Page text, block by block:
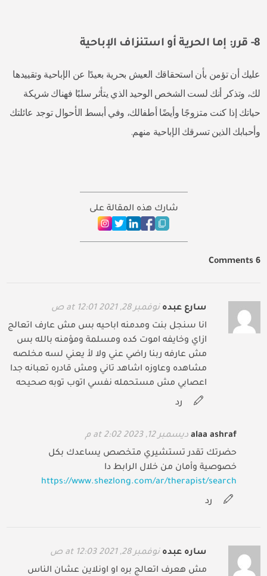
8- قرر: إما الحرية أو استنزاف الإباحية
عليك أن تؤمن بأن استحقاقك العيش بحرية بعيدًا عن الإباحية وتقييدها
لك، وتذكر أنك لست الشخص الوحيد الذي يتأثر سلبًا فهناك شريكة
حياتك إذا كنت متزوجًا وأيضًا أطفالك، وفي أبسط الأحوال توجد عائلتك
وأحبابك الذين تسرقك الإباحية منهم.
شارك هذه المقالة على
6 Comments
سارع عبده نوفمبر 28, 2021 at 12:01 ص
انا سنجل بنت ومدمنه اباحيه بس مش عارف اتعالج
ازاي وخايفه اموت كده ومسلمة ومؤمنه بالله بس
مش عارفه ربنا راضي عني ولا لأ يعني لسه مخلصه
مشاهده وعاوزه اشاهد تاني ومش قادره تعبانه جدا
اعصابي مش مستحمله نفسي اتوب توبه صحيحه
رد
alaa ashraf ديسمبر 12, 2023 at 2:02 م
حضرتك تقدر تستشيري متخصص يساعدك بكل
خصوصية وأمان من خلال الرابط دا
https://www.shezlong.com/ar/therapist/search
رد
ساره عبده نوفمبر 28, 2021 at 12:03 ص
مش هعرف اتعالج بره او اونلاين عشان الناس